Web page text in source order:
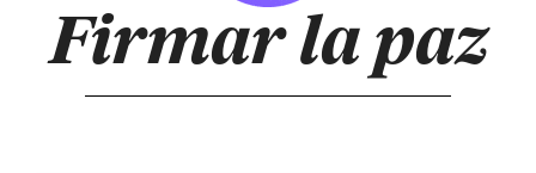
Firmar la paz